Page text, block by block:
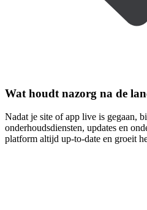
Wat houdt nazorg na de
Nadat je site of app live is gegaan,
onderhoudsdiensten, updates en
platform altijd up-to-date en groeit